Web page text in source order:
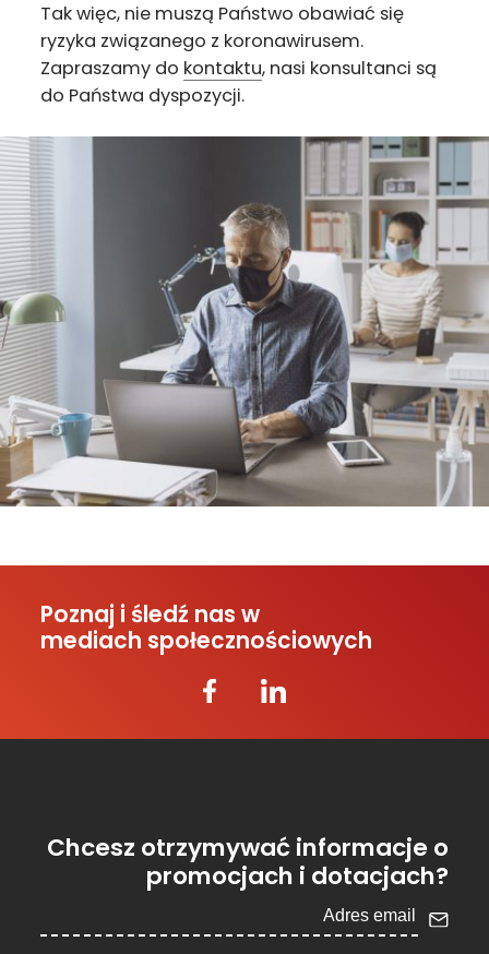
Tak więc, nie muszą Państwo obawiać się
ryzyka związanego z koronawirusem.
Zapraszamy do kontaktu, nasi konsultanci są
do Państwa dyspozycji.
Poznaj i śledź nas w
mediach społecznościowych
Chcesz otrzymywać informacje o
promocjach i dotacjach?